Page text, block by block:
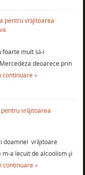
pentru vrăjitoarea
foarte mult să-i
deoarece prin
continuare »
vrăjitoarea
doamnei vrăjitoare
a lecuit de alcoolism şi
continuare »